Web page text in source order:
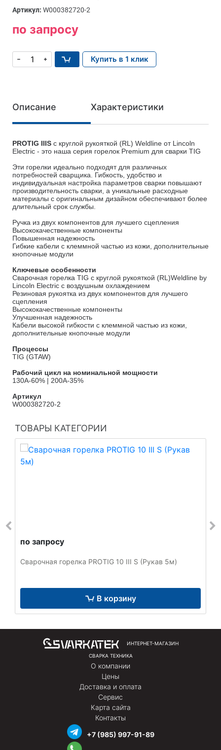
Артикул: W000382720-2
по запросу
Купить в 1 клик
Описание Характеристики
PROTIG IIIS с круглой рукояткой (RL) Weldline от Lincoln
Electric - это наша серия горелок Premium для сварки TIG
Эти горелки идеально подходят для различных
потребностей сварщика. Гибкость, удобство и
индивидуальная настройка параметров сварки повышают
производительность сварки, а уникальные расходные
материалы с оригинальным дизайном обеспечивают более
длительный срок службы.
Ручка из двух компонентов для лучшего сцепления
Высококачественные компоненты
Повышенная надежность
Гибкие кабели с клеммной частью из кожи, дополнительные
кнопочные модули
Ключевые особенности
Сварочная горелка TIG с круглой рукояткой (RL)Weldline by
Lincoln Electric с воздушным охлаждением
Резиновая рукоятка из двух компонентов для лучшего
сцепления
Высококачественные компоненты
Улучшенная надежность
Кабели высокой гибкости с клеммной частью из кожи,
дополнительные кнопочные модули
Процессы
TIG (GTAW)
Рабочий цикл на номинальной мощности
130A-60% | 200A-35%
Артикул
W000382720-2
ТОВАРЫ КАТЕГОРИИ
по запросу
Сварочная горелка PROTIG 10 III S (Рукав 5м)
В корзину
ИНТЕРНЕТ-МАГАЗИН
СВАРКА ТЕХНИКА
О компании
Цены
Доставка и оплата
Сервис
Карта сайта
Контакты
+7 (985) 997-91-89